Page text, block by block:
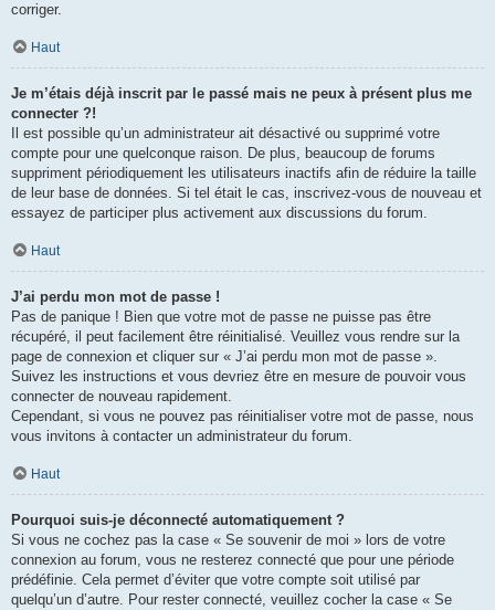
corriger.
Haut
Je m’étais déjà inscrit par le passé mais ne peux à présent plus me
connecter ?!
Il est possible qu’un administrateur ait désactivé ou supprimé votre
compte pour une quelconque raison. De plus, beaucoup de forums
suppriment périodiquement les utilisateurs inactifs afin de réduire la taille
de leur base de données. Si tel était le cas, inscrivez-vous de nouveau et
essayez de participer plus activement aux discussions du forum.
Haut
J’ai perdu mon mot de passe !
Pas de panique ! Bien que votre mot de passe ne puisse pas être
récupéré, il peut facilement être réinitialisé. Veuillez vous rendre sur la
page de connexion et cliquer sur « J’ai perdu mon mot de passe ».
Suivez les instructions et vous devriez être en mesure de pouvoir vous
connecter de nouveau rapidement.
Cependant, si vous ne pouvez pas réinitialiser votre mot de passe, nous
vous invitons à contacter un administrateur du forum.
Haut
Pourquoi suis-je déconnecté automatiquement ?
Si vous ne cochez pas la case « Se souvenir de moi » lors de votre
connexion au forum, vous ne resterez connecté que pour une période
prédéfinie. Cela permet d’éviter que votre compte soit utilisé par
quelqu’un d’autre. Pour rester connecté, veuillez cocher la case « Se